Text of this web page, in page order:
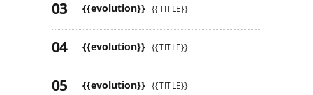
{{evolution}} {{TITLE}}
{{evolution}} {{TITLE}}
{{evolution}} {{TITLE}}